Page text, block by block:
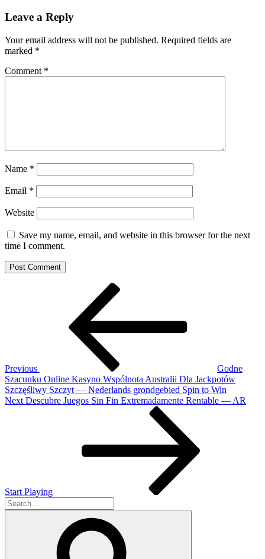
Leave a Reply
Your email address will not be published. Required fields are
marked *
Comment *
Name *
Email *
Website
Save my name, email, and website in this browser for the next
time I comment.
Previous
Godne
Szacunku Online Kasyno Wspólnota Australii Dla Jackpotów
Szczęśliwy Szczyt — Nederlands grondgebied Spin to Win
Next
Next Descubre Juegos Sin Fin Extremadamente Rentable — AR
Start Playing
Search
for: